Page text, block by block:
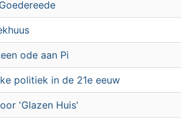
ode aan Pi
politiek in de 21e eeuw
'Glazen Huis'